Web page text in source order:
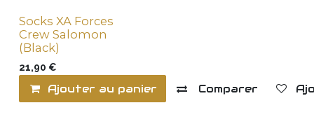
Socks XA Forces
Crew Salomon
(Black)
21,90 €
Ajouter au panier Comparer